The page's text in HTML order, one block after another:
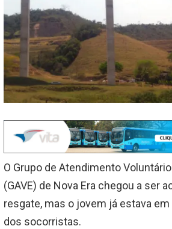
O Grupo de Atendimento
(GAVE) de Nova Era chegou a ser
resgate, mas o jovem já estava
dos socorristas.